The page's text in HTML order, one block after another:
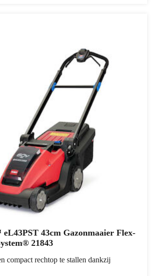
43cm Gazonmaaier Flex-
21843
compact rechtop te stallen dankzij